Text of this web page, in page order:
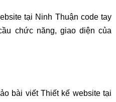
tại Ninh Thuận code tay
chức năng, giao diện của
bài viết Thiết kế website tại